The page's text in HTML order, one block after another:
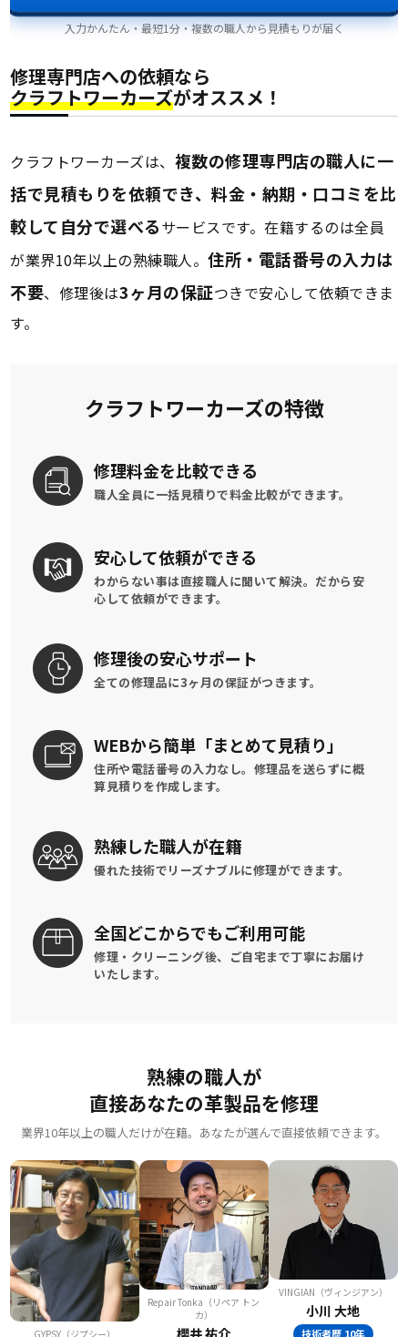
入力かんたん・最短1分・複数の職人から見積もりが届く
修理専門店への依頼なら
クラフトワーカーズがオススメ！
クラフトワーカーズは、 複数の修理専門店の職人に一
括で見積もりを依頼でき、料金・納期・口コミを比
較して自分で選べるサービスです。在籍するのは全員
が業界10年以上の熟練職人。住所・電話番号の入力は
不要、修理後は3ヶ月の保証つきで安心して依頼できま
す。
クラフトワーカーズの特徴
修理料金を比較できる
職人全員に一括見積りで料金比較ができます。
安心して依頼ができる
わからない事は直接職人に聞いて解決。 だから安
心して依頼ができます。
修理後の安心サポート
全ての修理品に3ヶ月の保証がつきます。
WEBから簡単 「まとめて見積り」
住所や電話番号の入力なし。修理品を送らずに概
算見積りを作成します。
熟練した職人が在籍
優れた技術でリーズナブルに修理ができます。
全国どこからでもご利用可能
修理・クリーニング後、 ご自宅まで丁寧にお届け
いたします。
熟練の職人が
直接あなたの革製品を修理
業界10年以上の職人だけが在籍。あなたが選んで直接依頼できます。
GYPSY（ジプシー）
Repair Tonka（リペア トン
カ）
VINGIAN（ヴィンジアン）
小川 大地
技術者歴 10年